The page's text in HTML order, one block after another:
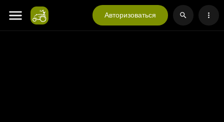
Авторизоваться